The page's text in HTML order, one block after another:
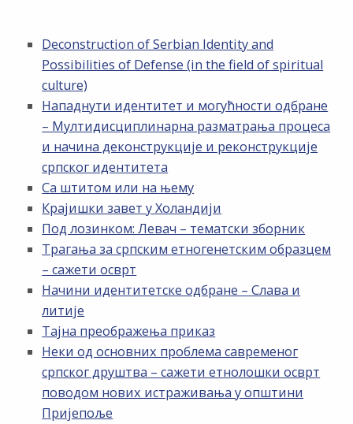
Deconstruction of Serbian Identity and
Possibilities of Defense (in the field of spiritual
culture)
Нападнути идентитет и могућности одбране
– Мултидисциплинарна разматрања процеса
и начина деконструкције и реконструкције
српског идентитета
Са штитом или на њему
Крајишки завет у Холандији
Под лозинком: Левач – тематски зборник
Трагања за српским етногенетским образцем
– сажети осврт
Начини идентитетске одбране – Слава и
литије
Тајна преображења приказ
Неки од основних проблема савременог
српског друштва – сажети етнолошки осврт
поводом нових истраживања у општини
Пријепоље